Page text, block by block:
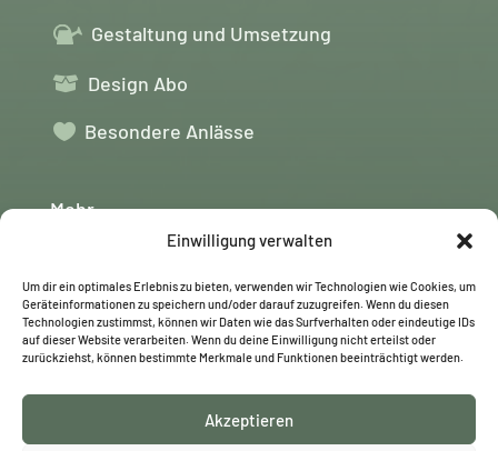
Einwilligung verwalten
Um dir ein optimales Erlebnis zu bieten, verwenden wir Technologien wie Cookies, um
Geräteinformationen zu speichern und/oder darauf zuzugreifen. Wenn du diesen
Technologien zustimmst, können wir Daten wie das Surfverhalten oder eindeutige IDs
auf dieser Website verarbeiten. Wenn du deine Einwilligung nicht erteilst oder
zurückziehst, können bestimmte Merkmale und Funktionen beeinträchtigt werden.
Akzeptieren
Gestaltung und Umsetzung
 Design Abo
 Besondere Anlässe
Mehr
 Projekte
 Wörtergarten